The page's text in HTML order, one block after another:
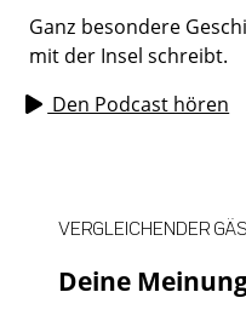
Ganz besondere
mit der Insel schreibt.
Den Podcast hören
Deine
VERGLEICHENDER